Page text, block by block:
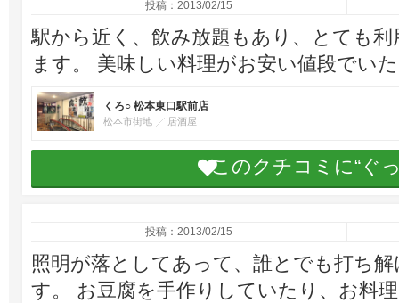
投稿：2013/02/15
駅から近く、飲み放題もあり、とても
ます。 美味しい料理がお安い値段でい
くろ○ 松本東口駅前店
松本市街地 居酒屋
このクチコミに“ぐ
投稿：2013/02/15
照明が落としてあって、誰とでも打ち
す。 お豆腐を手作りしていたり、お料